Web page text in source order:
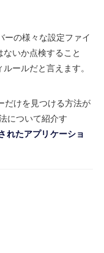
ーの様々な設定ファイ
いか点検すること
ールだと言えます。
だけを見つける方法が
について紹介す
たアプリケーショ